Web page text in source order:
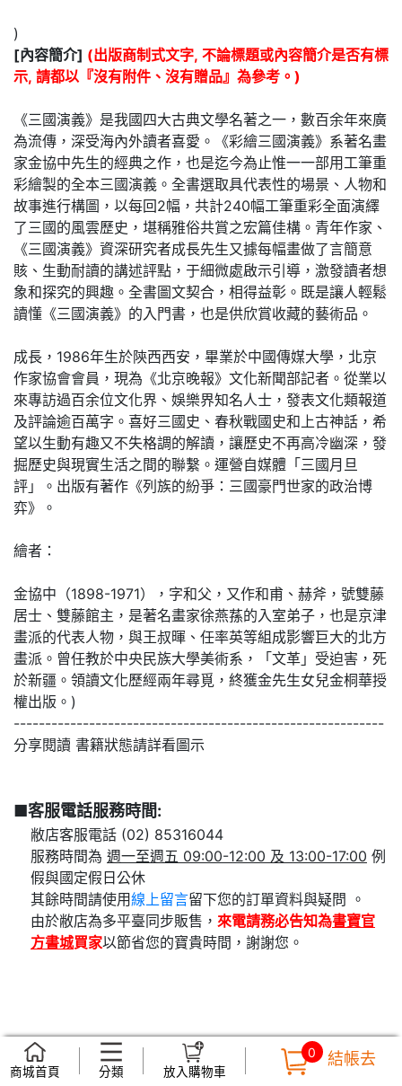
)
[內容簡介] (出版商制式文字, 不論標題或內容簡介是否有標
示, 請都以『沒有附件、沒有贈品』為參考。)
《三國演義》是我國四大古典文學名著之一，數百余年來廣
為流傳，深受海內外讀者喜愛。《彩繪三國演義》系著名畫
家金協中先生的經典之作，也是迄今為止惟一一部用工筆重
彩繪製的全本三國演義。全書選取具代表性的場景、人物和
故事進行構圖，以每回2幅，共計240幅工筆重彩全面演繹
了三國的風雲歷史，堪稱雅俗共賞之宏篇佳構。青年作家、
《三國演義》資深研究者成長先生又據每幅畫做了言簡意
賅、生動耐讀的講述評點，于細微處啟示引導，激發讀者想
象和探究的興趣。全書圖文契合，相得益彰。既是讓人輕鬆
讀懂《三國演義》的入門書，也是供欣賞收藏的藝術品。
成長，1986年生於陝西西安，畢業於中國傳媒大學，北京
作家協會會員，現為《北京晚報》文化新聞部記者。從業以
來專訪過百余位文化界、娛樂界知名人士，發表文化類報道
及評論逾百萬字。喜好三國史、春秋戰國史和上古神話，希
望以生動有趣又不失格調的解讀，讓歷史不再高冷幽深，發
掘歷史與現實生活之間的聯繫。運營自媒體「三國月旦
評」。出版有著作《列族的紛爭：三國豪門世家的政治博
弈》。
繪者：
金協中（1898-1971），字和父，又作和甫、赫斧，號雙藤
居士、雙藤館主，是著名畫家徐燕蓀的入室弟子，也是京津
畫派的代表人物，與王叔暉、任率英等組成影響巨大的北方
畫派。曾任教於中央民族大學美術系，「文革」受迫害，死
於新疆。領讀文化歷經兩年尋覓，終獲金先生女兒金桐華授
權出版。)
-----------------------------------------------------------
分享閱讀 書籍狀態請詳看圖示
■客服電話服務時間:
敝店客服電話 (02) 85316044
服務時間為 週一至週五 09:00-12:00 及 13:00-17:00 例
假與國定假日公休
其餘時間請使用線上留言
留下您的訂單資料與疑問 。
由於敝店為多平臺同步販售， 來電請務必告知為書寶官
方書城買家以節省您的寶貴時間，謝謝您。
商城首頁 分類 放入購物車
0 結帳去